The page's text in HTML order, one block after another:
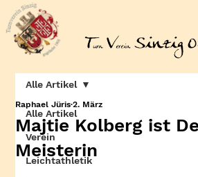
Alle Artikel
Verein
Leichtathletik
Alle Artikel
Majtie Kolberg ist
Meisterin
Raphael Jüris 2. März